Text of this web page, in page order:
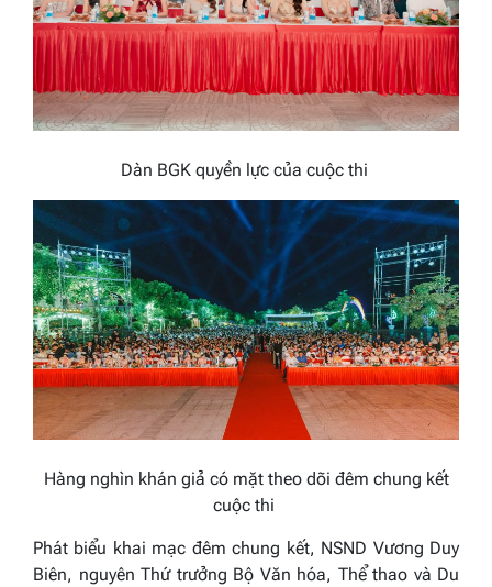
Dàn BGK quyền lực của cuộc thi
Hàng nghìn khán giả có mặt theo dõi đêm chung kết
cuộc thi
Phát biểu khai mạc đêm chung kết, NSND Vương Duy
Biên, nguyên Thứ trưởng Bộ Văn hóa, Thể thao và Du